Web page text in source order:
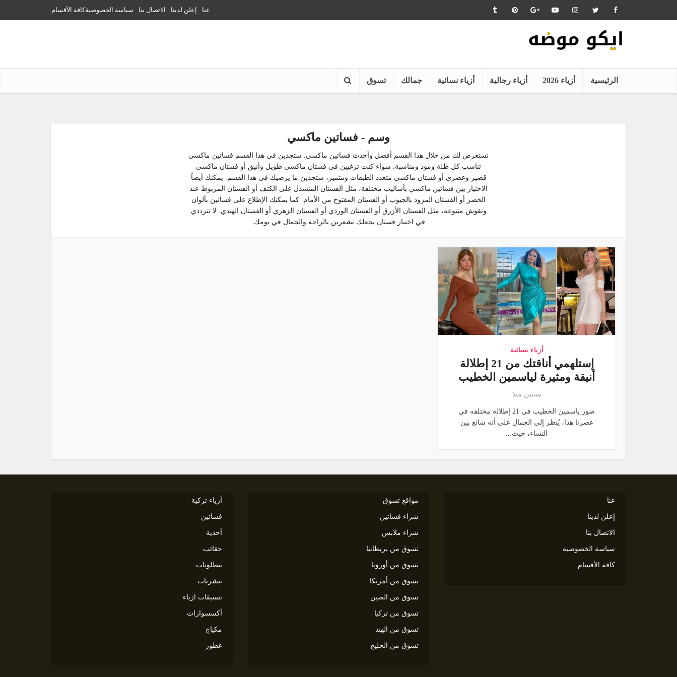
عنا إعلن لدينا الاتصال بنا سياسة الخصوصيةكافة الأقسام
الرئيسية أزياء 2026 أزياء رجالية أزياء نسائية جمالك تسوق
وسم - فساتين ماكسي
نستعرض لك من خلال هذا القسم أفضل وأحدث فساتين ماكسي. ستجدين في هذا القسم فساتين ماكسي
تناسب كل طلة ومود ومناسبة. سواء كنت ترغبين في فستان ماكسي طويل وأنيق أو فستان ماكسي
قصير وعصري أو فستان ماكسي متعدد الطبقات ومتميز، ستجدين ما يرضيك في هذا القسم. يمكنك أيضاً
الاختيار بين فساتين ماكسي بأساليب مختلفة، مثل الفستان المنسدل على الكتف أو الفستان المربوط عند
الخصر أو الفستان المزود بالجيوب أو الفستان المفتوح من الأمام. كما يمكنك الإطلاع على فساتين بألوان
ونقوش متنوعة، مثل الفستان الأزرق أو الفستان الوردي أو الفستان الزهري أو الفستان الهندي. لا تترددي
في اختيار فستان يجعلك تشعرين بالراحة والجمال في يومك.
أزياء نسائية
إستلهمي أناقتك من 21 إطلالة
أنيقة ومثيرة لياسمين الخطيب
سنتين منذ
صور ياسمين الخطيب في 21 إطلالة مختلفه في
عصرنا هذا، يُنظر إلى الجمال على أنه شائع بين
النساء، حيث...
أزياء تركية
فساتين
أحذية
حقائب
بنطلونات
تيشرتات
تنسيقات ازياء
أكسسوارات
مكياج
عطور
مواقع تسوق
شراء فساتين
شراء ملابس
تسوق من بريطانيا
تسوق من أوروبا
تسوق من أمريكا
تسوق من الصين
تسوق من تركيا
تسوق من الهند
تسوق من الخليج
عنا
إعلن لدينا
الاتصال بنا
سياسة الخصوصية
كافة الأقسام